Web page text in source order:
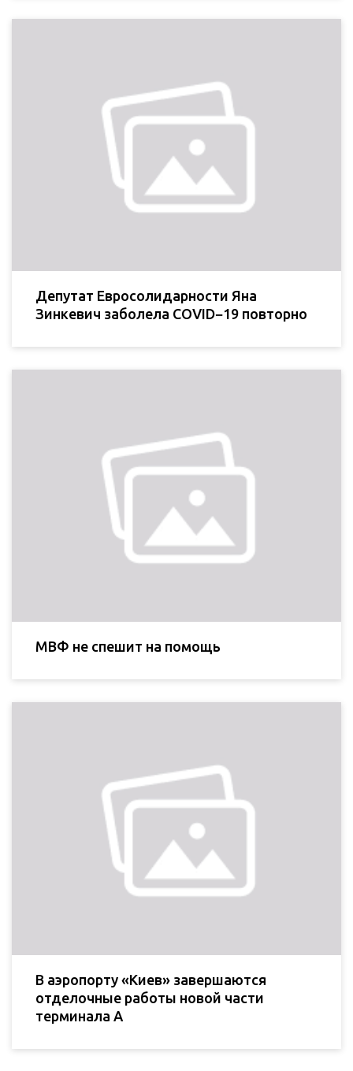
Депутат Евросолидарности Яна
Зинкевич заболела COVID−19 повторно
МВФ не спешит на помощь
В аэропорту «Киев» завершаются
отделочные работы новой части
терминала А